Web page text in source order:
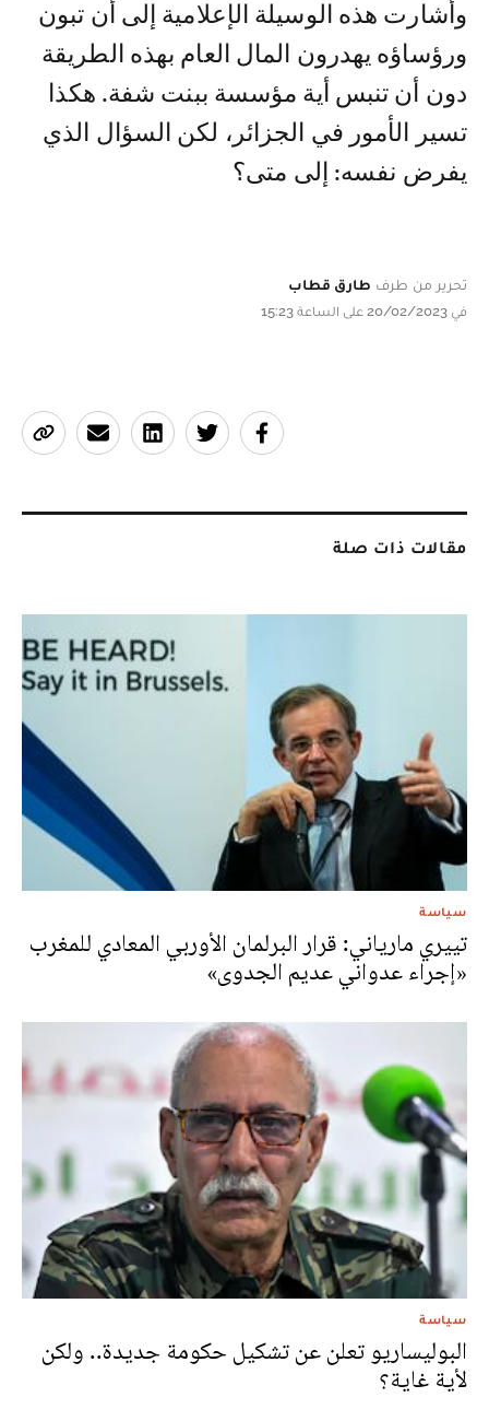
وأشارت هذه الوسيلة الإعلامية إلى أن تبون
ورؤساؤه يهدرون المال العام بهذه الطريقة
دون أن تنبس أية مؤسسة ببنت شفة. هكذا
تسير الأمور في الجزائر، لكن السؤال الذي
يفرض نفسه: إلى متى؟
تحرير من طرف طارق قطاب
في 20/02/2023 على الساعة 15:23
مقالات ذات صلة
سياسة
تييري مارياني: قرار البرلمان الأوربي المعادي للمغرب
«إجراء عدواني عديم الجدوى»
سياسة
البوليساريو تعلن عن تشكيل حكومة جديدة.. ولكن
لأية غاية؟